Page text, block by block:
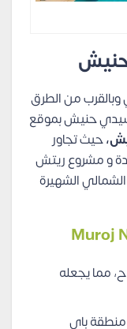
من الطرق
سيدي حنيش بموقع
حيث تجاور
و مشروع ريتش
الشهيرة
Muroj
مما يجعله
باي